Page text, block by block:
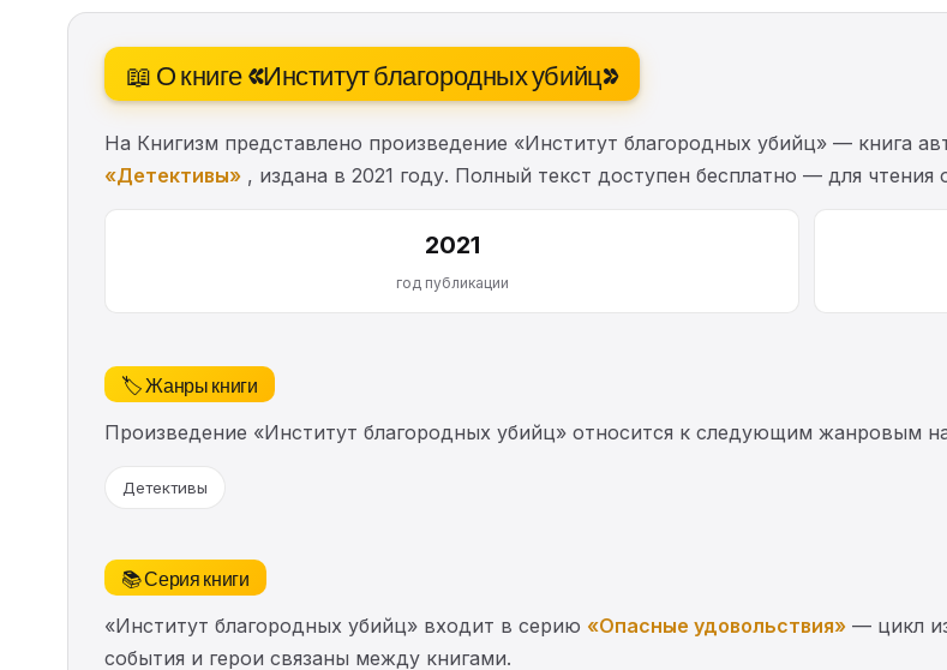
📖 О книге «Институт благородных убийц»
На Книгизм представлено произведение «Институт благородных убийц» — книга
«Детективы» , издана в 2021 году. Полный текст доступен бесплатно — для
2021
год публикации
🏷️ Жанры книги
Произведение «Институт благородных убийц» относится к следующим жанровым
Детективы
📚 Серия книги
«Институт благородных убийц» входит в серию «Опасные удовольствия» — цикл
события и герои связаны между книгами.